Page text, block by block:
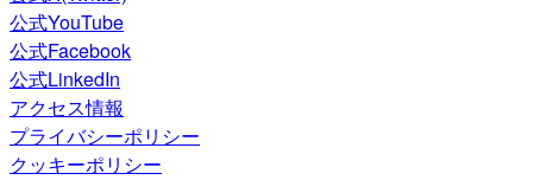
公式YouTube
公式Facebook
公式LinkedIn
アクセス情報
プライバシーポリシー
クッキーポリシー